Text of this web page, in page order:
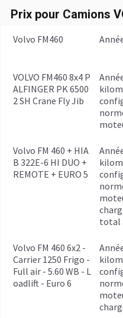
Prix pour Camions
Volvo FM460
VOLVO FM460 8x4 P
ALFINGER PK 6500
2 SH Crane Fly Jib
année de fabrication: 2012,
Volvo FM 460 + HIA
B 322E-6 HI DUO +
REMOTE + EURO 5
année de fabrication: 2012,
total
Volvo FM 460 6x2 -
Carrier 1250 Frigo -
Full air - 5.60 WB - L
oadlift - Euro 6
année de fabrication: 2014,